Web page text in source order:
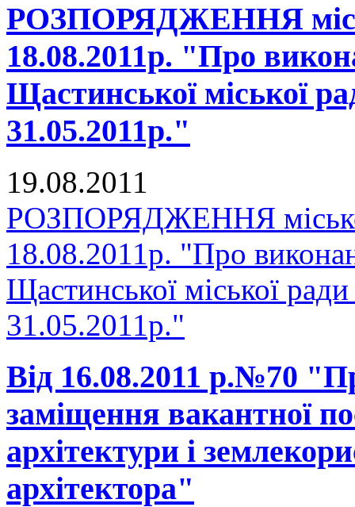
РОЗПОРЯДЖЕННЯ
18.08.2011р. "Про
Щастинської міської
31.05.2011р."
19.08.2011
РОЗПОРЯДЖЕННЯ
18.08.2011р. "Про
Щастинської міської
31.05.2011р."
Від 16.08.2011 р.№70
заміщення вакантної
архітектури і
архітектора"